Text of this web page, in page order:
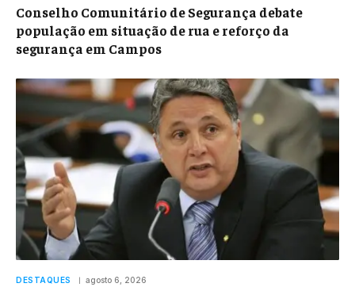
Conselho Comunitário de Segurança debate
população em situação de rua e reforço da
segurança em Campos
DESTAQUES agosto 6, 2026